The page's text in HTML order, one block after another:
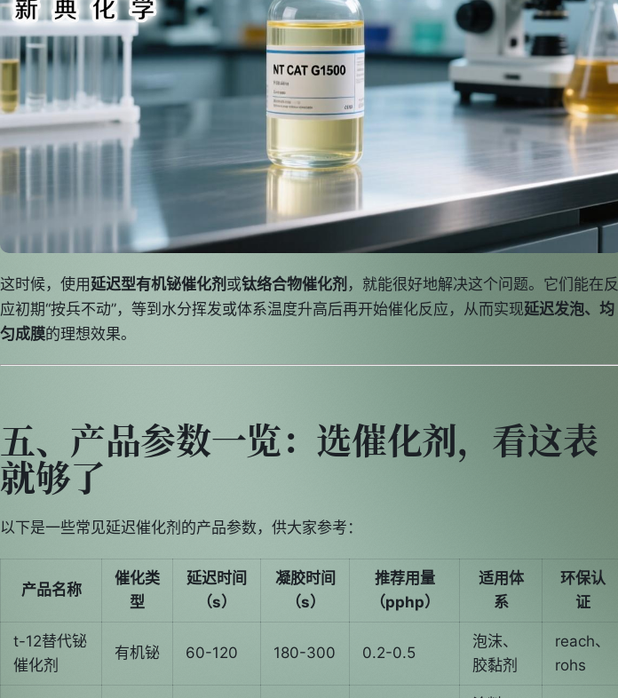
这时候，使用延迟型有机铋催化剂或钛络合物催化剂 ，就能很好地解决这个问题。它们能在反
应初期“按兵不动”，等到水分挥发或体系温度升高后再开始催化反应，从而实现延迟发泡、均
匀成膜的理想效果。
五、产品参数一览：选催化剂，看这表
就够了
以下是一些常见延迟催化剂的产品参数，供大家参考：
产品名称
催化类
型
延迟时间
（s）
凝胶时间
（s）
推荐用量
（pphp）
适用体
系
环保认
证
t-12替代铋
催化剂
有机铋 60-120 180-300 0.2-0.5
泡沫、
胶黏剂
reach、
rohs